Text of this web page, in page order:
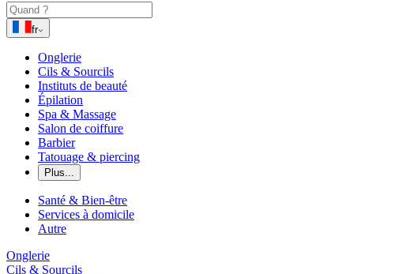
fr
Onglerie
Cils & Sourcils
Instituts de beauté
Épilation
Spa & Massage
Salon de coiffure
Barbier
Tatouage & piercing
Plus...
Santé & Bien-être
Services à domicile
Autre
Onglerie
Cils & Sourcils